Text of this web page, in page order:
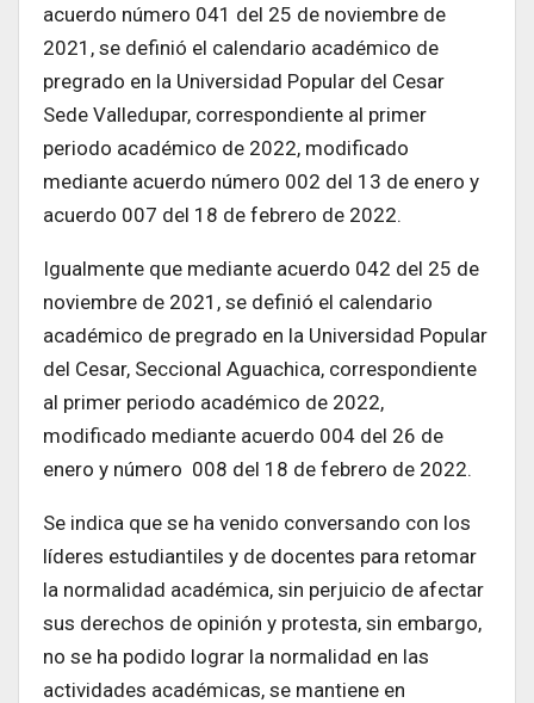
acuerdo número 041 del 25 de noviembre de
2021, se definió el calendario académico de
pregrado en la Universidad Popular del Cesar
Sede Valledupar, correspondiente al primer
periodo académico de 2022, modificado
mediante acuerdo número 002 del 13 de enero y
acuerdo 007 del 18 de febrero de 2022.
Igualmente que mediante acuerdo 042 del 25 de
noviembre de 2021, se definió el calendario
académico de pregrado en la Universidad Popular
del Cesar, Seccional Aguachica, correspondiente
al primer periodo académico de 2022,
modificado mediante acuerdo 004 del 26 de
enero y número 008 del 18 de febrero de 2022.
Se indica que se ha venido conversando con los
líderes estudiantiles y de docentes para retomar
la normalidad académica, sin perjuicio de afectar
sus derechos de opinión y protesta, sin embargo,
no se ha podido lograr la normalidad en las
actividades académicas, se mantiene en